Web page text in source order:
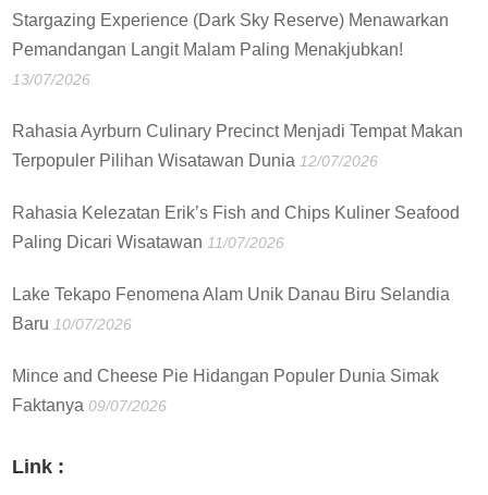
Stargazing Experience (Dark Sky Reserve) Menawarkan
Pemandangan Langit Malam Paling Menakjubkan!
13/07/2026
Rahasia Ayrburn Culinary Precinct Menjadi Tempat Makan
Terpopuler Pilihan Wisatawan Dunia 12/07/2026
Rahasia Kelezatan Erik’s Fish and Chips Kuliner Seafood
Paling Dicari Wisatawan 11/07/2026
Lake Tekapo Fenomena Alam Unik Danau Biru Selandia
Baru 10/07/2026
Mince and Cheese Pie Hidangan Populer Dunia Simak
Faktanya 09/07/2026
Link :